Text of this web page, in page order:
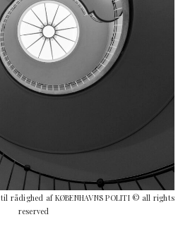
rådighed af KØBENHAVNS POLITI © all rights
reserved